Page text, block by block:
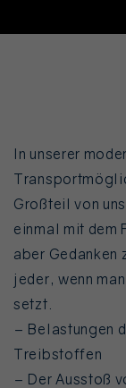
In unserer
Großteil von
einmal mit dem
aber Gedanken
jeder, wenn
setzt.
– Belastungen
Treibstoffen
– Der Ausstoß